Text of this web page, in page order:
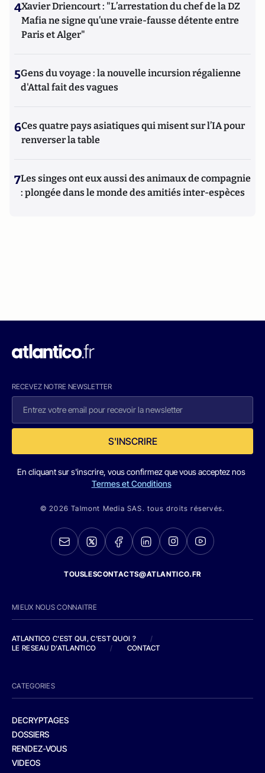
4Xavier Driencourt : "L’arrestation du chef de la DZ
Mafia ne signe qu’une vraie-fausse détente entre
Paris et Alger"
5Gens du voyage : la nouvelle incursion régalienne
d'Attal fait des vagues
6Ces quatre pays asiatiques qui misent sur l’IA pour
renverser la table
7Les singes ont eux aussi des animaux de compagnie
: plongée dans le monde des amitiés inter-espèces
RECEVEZ NOTRE NEWSLETTER
S'INSCRIRE
En cliquant sur s'inscrire, vous confirmez que vous acceptez nos
Termes et Conditions
© 2026 Talmont Media SAS. tous droits réservés.
TOUSLESCONTACTS@ATLANTICO.FR
MIEUX NOUS CONNAITRE
ATLANTICO C'EST QUI, C'EST QUOI ?
/
LE RESEAU D'ATLANTICO
/ CONTACT
CATEGORIES
DECRYPTAGES
DOSSIERS
RENDEZ-VOUS
VIDEOS